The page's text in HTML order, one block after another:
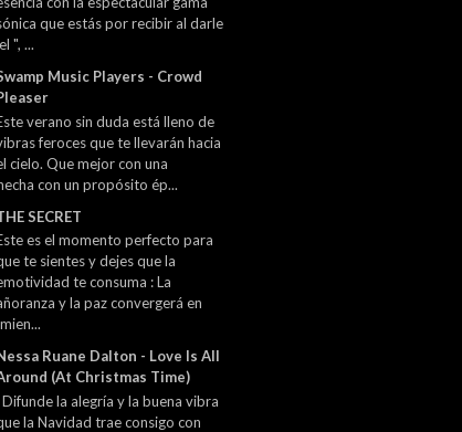
que estás por recibir al darle
", ...
Music Players - Crowd
verano sin duda está lleno de
feroces que te llevarán hacia
cielo. Que mejor con una
con un propósito ép...
SECRET
es el momento perfecto para
te sientes y dejes que la
te consuma : La
y la paz convergerá en
Ruane Dalton - Love Is All
(At Christmas Time)
Difunde la alegría y la buena vibra
la Navidad trae consigo con